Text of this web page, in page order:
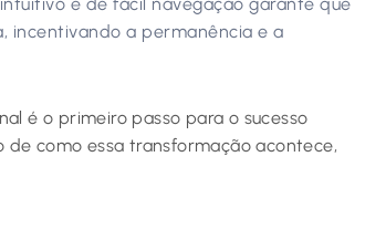
incentivando a permanência e a
é o primeiro passo para o sucesso
de como essa transformação acontece,